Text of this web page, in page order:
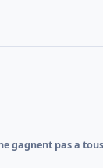
gagnent pas a